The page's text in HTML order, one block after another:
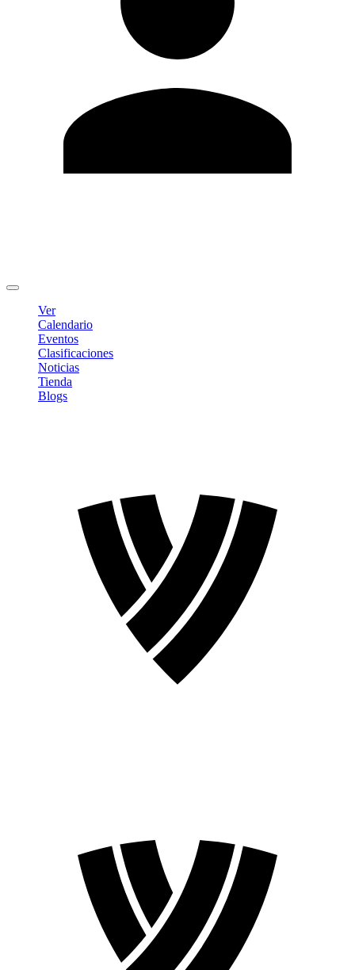
Ver
Calendario
Eventos
Clasificaciones
Noticias
Tienda
Blogs